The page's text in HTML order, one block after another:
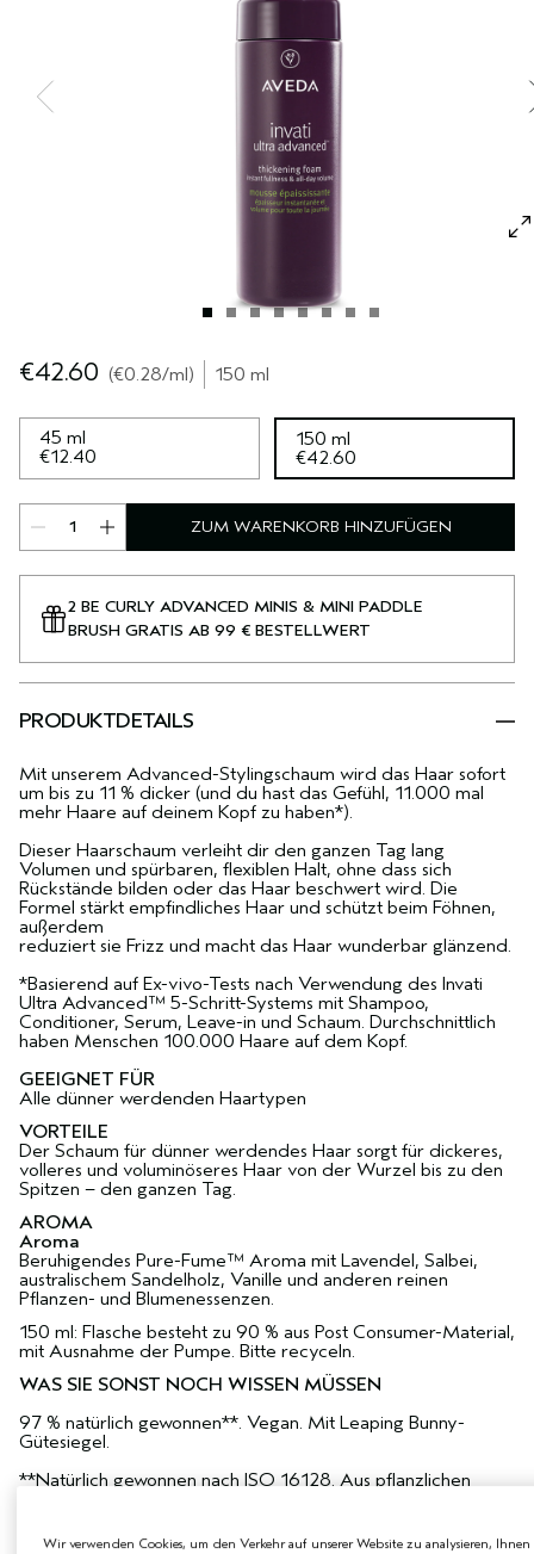
EMPFINDLICHE KOPFHAUT
ALLE KOLLEKTIONEN
€42.60 €0.28/ml 150 ml
45 ml
€12.40
150 ml
€42.60
ZUM WARENKORB HINZUFÜGEN
2 BE CURLY ADVANCED MINIS & MINI PADDLE
BRUSH GRATIS AB 99 € BESTELLWERT
PRODUKTDETAILS
Mit unserem Advanced-Stylingschaum wird das Haar sofort
um bis zu 11 % dicker (und du hast das Gefühl, 11.000 mal
mehr Haare auf deinem Kopf zu haben*).
Dieser Haarschaum verleiht dir den ganzen Tag lang
Volumen und spürbaren, flexiblen Halt, ohne dass sich
Rückstände bilden oder das Haar beschwert wird. Die
Formel stärkt empfindliches Haar und schützt beim Föhnen,
außerdem
reduziert sie Frizz und macht das Haar wunderbar glänzend.
*Basierend auf Ex-vivo-Tests nach Verwendung des Invati
Ultra Advanced™ 5-Schritt-Systems mit Shampoo,
Conditioner, Serum, Leave-in und Schaum. Durchschnittlich
haben Menschen 100.000 Haare auf dem Kopf.
GEEIGNET FÜR
Alle dünner werdenden Haartypen
VORTEILE
Der Schaum für dünner werdendes Haar sorgt für dickeres,
volleres und voluminöseres Haar von der Wurzel bis zu den
Spitzen – den ganzen Tag.
AROMA
Aroma
Beruhigendes Pure-Fume™ Aroma mit Lavendel, Salbei,
australischem Sandelholz, Vanille und anderen reinen
Pflanzen- und Blumenessenzen.
150 ml: Flasche besteht zu 90 % aus Post Consumer-Material,
mit Ausnahme der Pumpe. Bitte recyceln.
WAS SIE SONST NOCH WISSEN MÜSSEN
97 % natürlich gewonnen**. Vegan. Mit Leaping Bunny-
Gütesiegel.
**Natürlich gewonnen nach ISO 16128. Aus pflanzlichen
Wir verwenden Cookies, um den Verkehr auf unserer Website zu analysieren, Ihnen